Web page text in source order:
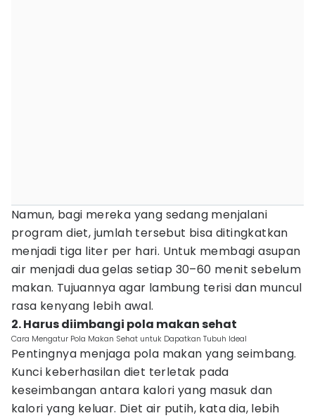
Namun, bagi mereka yang sedang menjalani
program diet, jumlah tersebut bisa ditingkatkan
menjadi tiga liter per hari. Untuk membagi asupan
air menjadi dua gelas setiap 30–60 menit sebelum
makan. Tujuannya agar lambung terisi dan muncul
rasa kenyang lebih awal.
2. Harus diimbangi pola makan sehat
Cara Mengatur Pola Makan Sehat untuk Dapatkan Tubuh Ideal
Pentingnya menjaga pola makan yang seimbang.
Kunci keberhasilan diet terletak pada
keseimbangan antara kalori yang masuk dan
kalori yang keluar. Diet air putih, kata dia, lebih